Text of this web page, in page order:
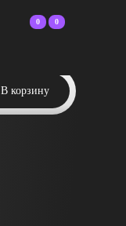
0 0
В корзину